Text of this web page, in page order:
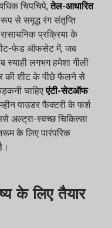
चिपचिपे,तेल-आधारित
से समृद्ध रंग संतृप्ति
प्रक्रिया के
शीट-फेड ऑफसेट में, जब
स्याही लगभग हमेशा गीली
की शीट के पीछे फैलने से
चाहिएएंटी-सेटऑफ
पाउडर फैक्टरी के फर्श
अल्ट्रा-स्वच्छ चिकित्सा
के लिए पारंपरिक
के लिए तैयार